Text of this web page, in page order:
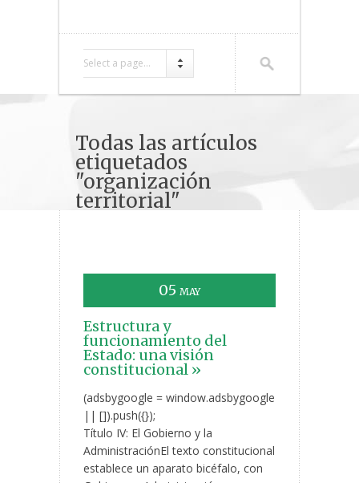
Select a page...
Todas las artículos
etiquetados
"organización
territorial"
05 MAY
Estructura y
funcionamiento del
Estado: una visión
constitucional »
(adsbygoogle = window.adsbygoogle
|| []).push({});
Título IV: El Gobierno y la
AdministraciónEl texto constitucional
establece un aparato bicéfalo, con